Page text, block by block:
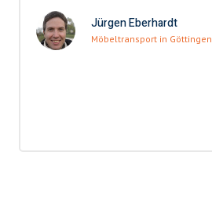
Jürgen Eberhardt
Möbeltransport in Göttingen